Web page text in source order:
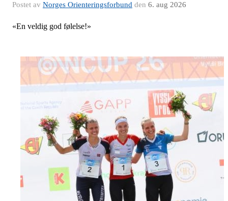
Postet av Norges Orienteringsforbund den 6. aug 2026
«En veldig god følelse!»